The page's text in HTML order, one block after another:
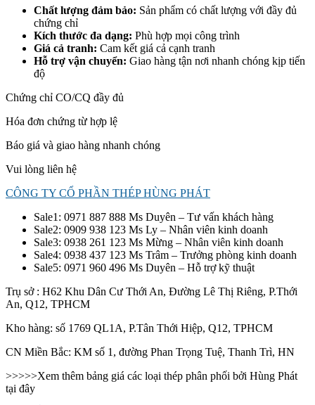
Chất lượng đảm bảo: Sản phẩm có chất lượng với đầy đủ
chứng chỉ
Kích thước đa dạng: Phù hợp mọi công trình
Giá cả tranh: Cam kết giá cả cạnh tranh
Hỗ trợ vận chuyển: Giao hàng tận nơi nhanh chóng kịp tiến
độ
Chứng chỉ CO/CQ đầy đủ
Hóa đơn chứng từ hợp lệ
Báo giá và giao hàng nhanh chóng
Vui lòng liên hệ
CÔNG TY CỔ PHẦN THÉP HÙNG PHÁT
Sale1: 0971 887 888 Ms Duyên – Tư vấn khách hàng
Sale2: 0909 938 123 Ms Ly – Nhân viên kinh doanh
Sale3: 0938 261 123 Ms Mừng – Nhân viên kinh doanh
Sale4: 0938 437 123 Ms Trâm – Trưởng phòng kinh doanh
Sale5: 0971 960 496 Ms Duyên – Hỗ trợ kỹ thuật
Trụ sở : H62 Khu Dân Cư Thới An, Đường Lê Thị Riêng, P.Thới
An, Q12, TPHCM
Kho hàng: số 1769 QL1A, P.Tân Thới Hiệp, Q12, TPHCM
CN Miền Bắc: KM số 1, đường Phan Trọng Tuệ, Thanh Trì, HN
>>>>>Xem thêm bảng giá các loại thép phân phối bởi Hùng Phát
tại đây